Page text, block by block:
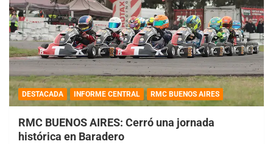
DESTACADA INFORME CENTRAL RMC BUENOS AIRES
RMC BUENOS AIRES: Cerró una jornada
histórica en Baradero